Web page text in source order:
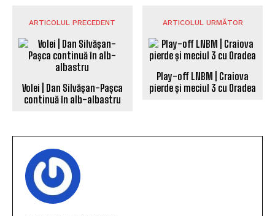
ARTICOLUL PRECEDENT
Volei | Dan Silvășan-Pașca
continuă în alb-albastru
ARTICOLUL URMĂTOR
Play-off LNBM | Craiova
pierde și meciul 3 cu Oradea